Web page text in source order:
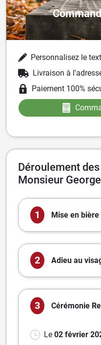
Personnalisez le
Livraison à
Paiement 100%
Déroulement
Monsieur
1 Mise en bière
2 Adieu au
3 Cérémonie
Le 02 février